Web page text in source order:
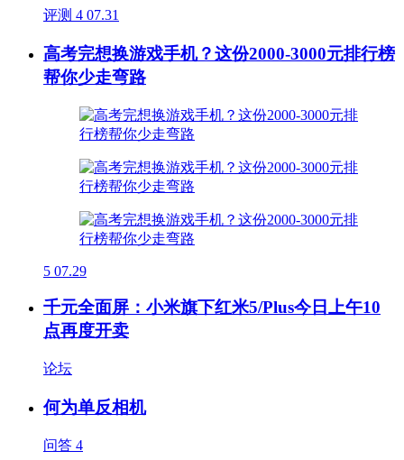
评测 4 07.31
高考完想换游戏手机？这份2000-3000元排行榜
帮你少走弯路
5 07.29
千元全面屏：小米旗下红米5/Plus今日上午10
点再度开卖
论坛
何为单反相机
问答 4